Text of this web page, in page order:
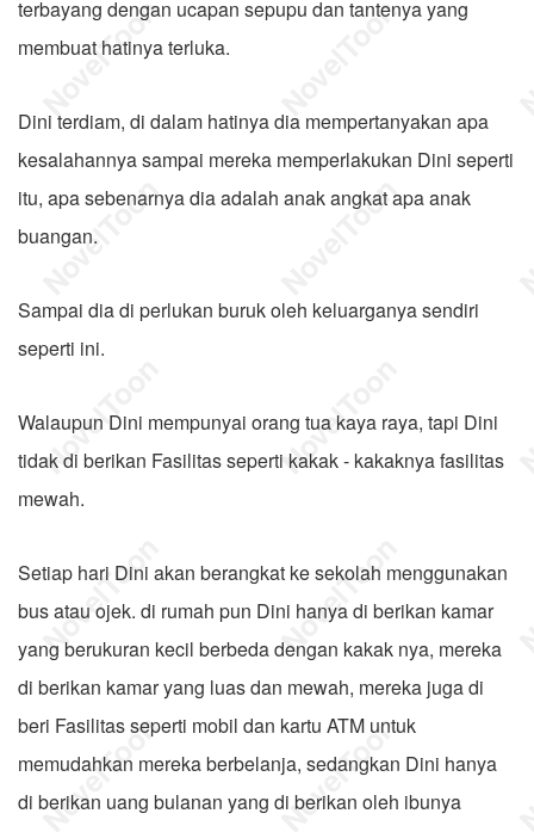
terbayang dengan ucapan sepupu dan tantenya yang
membuat hatinya terluka.
Dini terdiam, di dalam hatinya dia mempertanyakan apa
kesalahannya sampai mereka memperlakukan Dini seperti
itu, apa sebenarnya dia adalah anak angkat apa anak
buangan.
Sampai dia di perlukan buruk oleh keluarganya sendiri
seperti ini.
Walaupun Dini mempunyai orang tua kaya raya, tapi Dini
tidak di berikan Fasilitas seperti kakak - kakaknya fasilitas
mewah.
Setiap hari Dini akan berangkat ke sekolah menggunakan
bus atau ojek. di rumah pun Dini hanya di berikan kamar
yang berukuran kecil berbeda dengan kakak nya, mereka
di berikan kamar yang luas dan mewah, mereka juga di
beri Fasilitas seperti mobil dan kartu ATM untuk
memudahkan mereka berbelanja, sedangkan Dini hanya
di berikan uang bulanan yang di berikan oleh ibunya